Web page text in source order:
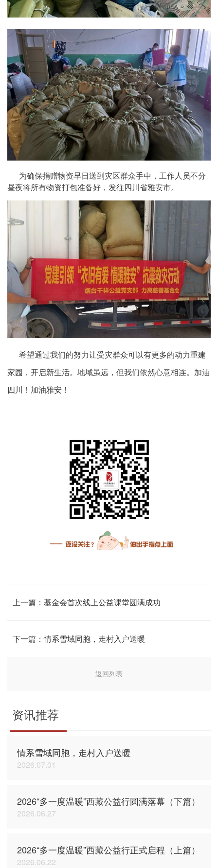
为确保捐赠物资早日送到灾区群众手中，工作人员不分
昼夜将所有物资打包准备好，发往四川省雅安市。
希望通过我们的努力让受灾群众可以有更多的动力重建
家园，开启新生活。地域虽远，但我们依然心意相连。加油
四川！加油雅安！
上一篇：基金会首次线上公益课堂圆满成功
下一篇：情系雪域同胞，走村入户送暖
返回列表
资讯推荐
情系雪域同胞，走村入户送暖
2026.07.01
2026“多一度温暖”西藏公益行圆满落幕（下篇）
2026.06.27
2026“多一度温暖”西藏公益行正式启程（上篇）
2026.06.22